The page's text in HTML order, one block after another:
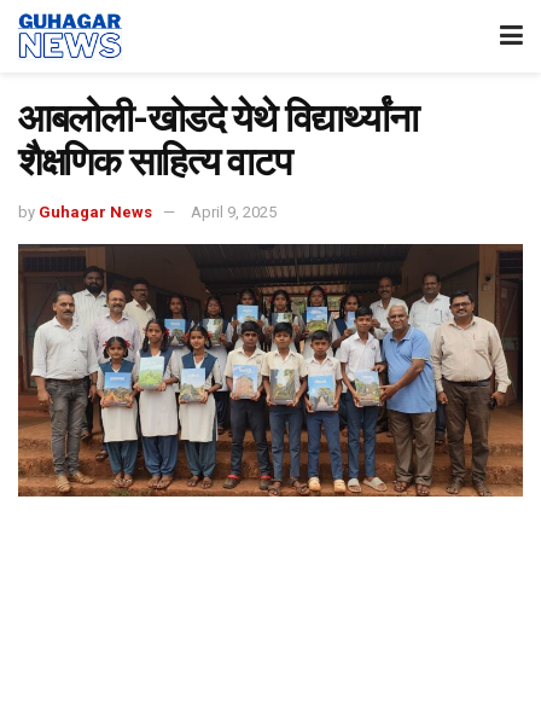
आबलोली-खोडदे येथे विद्यार्थ्यांना
शैक्षणिक साहित्य वाटप
by Guhagar News April 9, 2025